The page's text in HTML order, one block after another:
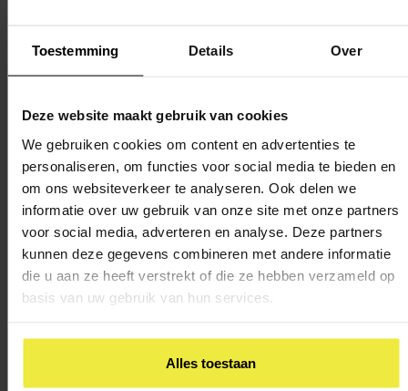
Toestemming Details Over
Deze website maakt gebruik van cookies
We gebruiken cookies om content en advertenties te
personaliseren, om functies voor social media te bieden en
om ons websiteverkeer te analyseren. Ook delen we
informatie over uw gebruik van onze site met onze partners
voor social media, adverteren en analyse. Deze partners
kunnen deze gegevens combineren met andere informatie
die u aan ze heeft verstrekt of die ze hebben verzameld op
basis van uw gebruik van hun services.
Alles toestaan
Van leerlingen eind groep 8 is landelijk wel goed in beeld in
gemeten wordt bij
de doorstroomtoets
Advies van de Onderwijsraad
Om de de beheersing van de referentieniveaus wel in beeld
te krijgen heeft de Onderwijsraad een aantal adviezen
geformuleerd. Waaronder:
Voor iedere onderwijssoort moet een passende en heldere
en rekenen. Hierbij moet aangegeven worden welk